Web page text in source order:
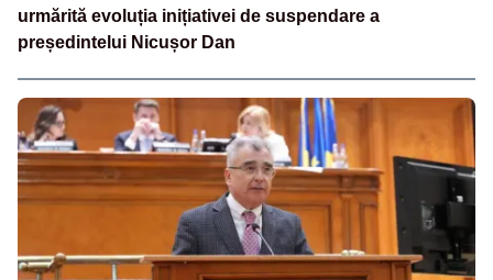
urmărită evoluția inițiativei de suspendare a
președintelui Nicușor Dan